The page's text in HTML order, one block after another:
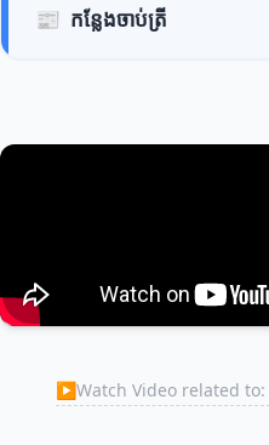
📰 កន្លែងចាប់ត្រី
▶Watch Video related to: កា